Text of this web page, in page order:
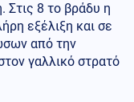
Στις 8 το βράδυ η
εξέλιξη και σε
από την
γαλλικό στρατό